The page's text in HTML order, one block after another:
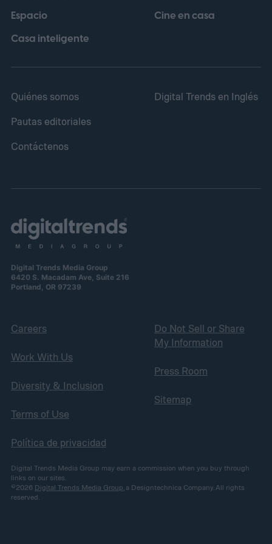
Espacio
Casa inteligente
Cine en casa
Quiénes somos
Pautas editoriales
Contáctenos
Digital Trends en Inglés
Digital Trends Media Group
6420 S. Macadam Ave, Suite 216
Portland, OR 97239
Careers
Work With Us
Diversity & Inclusion
Terms of Use
Política de privacidad
Do Not Sell or Share
My Information
Press Room
Sitemap
Digital Trends Media Group may earn a commission when you buy through
links on our sites.
©2026 Digital Trends Media Group, a Designtechnica Company. All rights
reserved.